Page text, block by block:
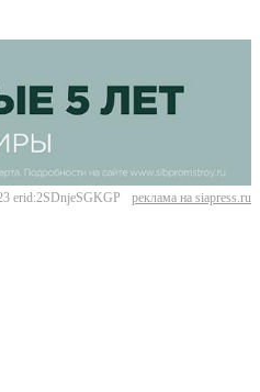
erid:2SDnjeSGKGP реклама на siapress.ru